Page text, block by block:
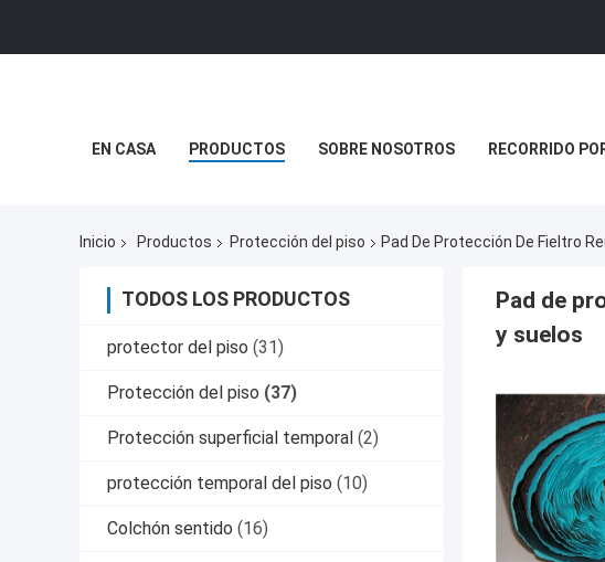
EN CASA PRODUCTOS SOBRE NOSOTROS RECORRIDO
Inicio Productos Protección del piso Pad De Protección De Fieltro
TODOS LOS PRODUCTOS
protector del piso (31)
Protección del piso (37)
Protección superficial temporal (2)
protección temporal del piso (10)
Colchón sentido (16)
Pad de
y suelos